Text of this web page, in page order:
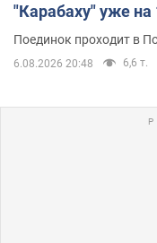
"Карабаху" уже
Поединок проходит в
6.08.2026 20:48 6,6 т.